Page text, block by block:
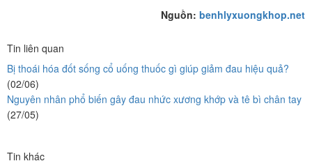
Nguồn: benhlyxuongkhop.net
Tin liên quan
Bị thoái hóa đốt sống cổ uống thuốc gì giúp giảm đau hiệu quả?
(02/06)
Nguyên nhân phổ biến gây đau nhức xương khớp và tê bì chân tay
(27/05)
Tin khác